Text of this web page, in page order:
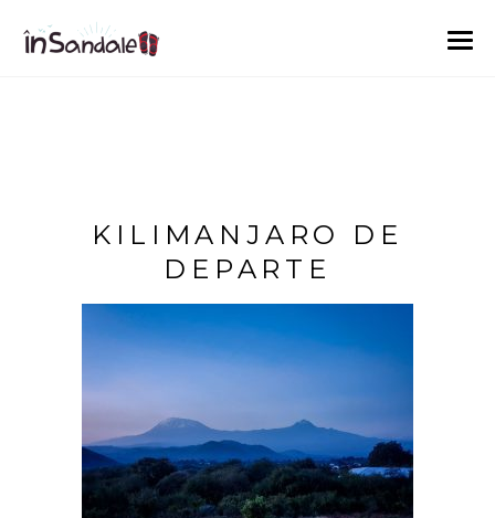
KILIMANJARO DE
DEPARTE